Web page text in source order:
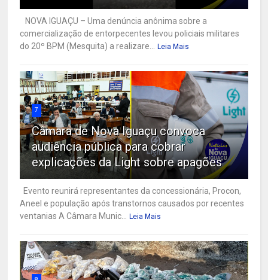
NOVA IGUAÇU – Uma denúncia anônima sobre a
comercialização de entorpecentes levou policiais militares
do 20º BPM (Mesquita) a realizare...
Leia Mais
7
Câmara de Nova Iguaçu convoca
audiência pública para cobrar
explicações da Light sobre apagões
Evento reunirá representantes da concessionária, Procon,
Aneel e população após transtornos causados por recentes
ventanias A Câmara Munic...
Leia Mais